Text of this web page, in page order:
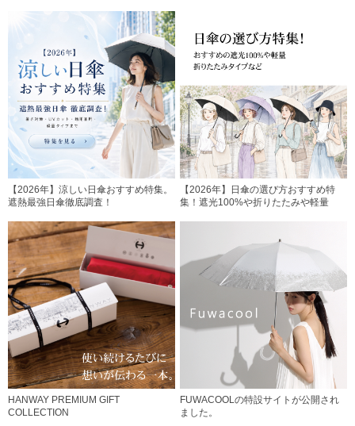
【2026年】涼しい日傘おすすめ特集。
遮熱最強日傘徹底調査！
【2026年】日傘の選び方おすすめ特
集！遮光100%や折りたたみや軽量
HANWAY PREMIUM GIFT
COLLECTION
FUWACOOLの特設サイトが公開され
ました。